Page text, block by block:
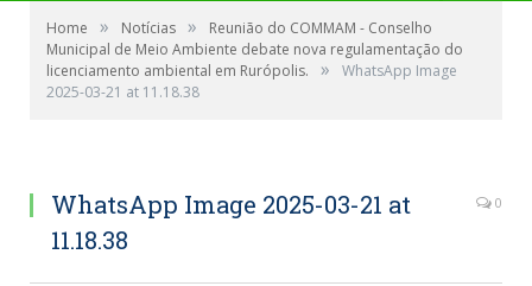
Home » Notícias »
Reunião do COMMAM - Conselho
Municipal de Meio Ambiente debate nova regulamentação do
licenciamento ambiental em Rurópolis.
»
WhatsApp Image
2025-03-21 at 11.18.38
WhatsApp Image 2025-03-21 at
11.18.38
0